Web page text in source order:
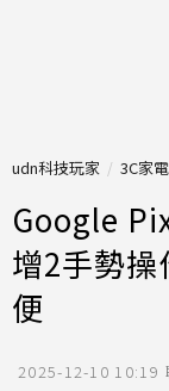
udn科技玩家 3C家電
Google
增2手勢
便
2025-12-10 10:19